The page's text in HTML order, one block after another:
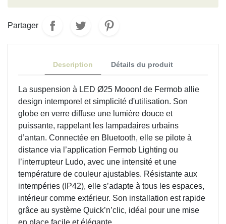
Partager
Description Détails du produit
La suspension à LED Ø25 Mooon! de Fermob allie
design intemporel et simplicité d'utilisation. Son
globe en verre diffuse une lumière douce et
puissante, rappelant les lampadaires urbains
d’antan. Connectée en Bluetooth, elle se pilote à
distance via l’application Fermob Lighting ou
l’interrupteur Ludo, avec une intensité et une
température de couleur ajustables. Résistante aux
intempéries (IP42), elle s’adapte à tous les espaces,
intérieur comme extérieur. Son installation est rapide
grâce au système Quick’n’clic, idéal pour une mise